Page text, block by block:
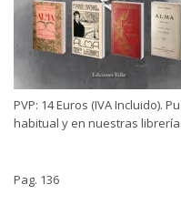
PVP: 14 Euros (IVA Incluido).
habitual y en nuestras
Pag. 136